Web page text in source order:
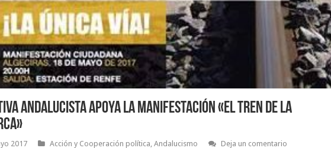
Andalucista apoya la manifestación «El tren de la
2017 Acción y Cooperación política, Andalucismo
Deja un comentario